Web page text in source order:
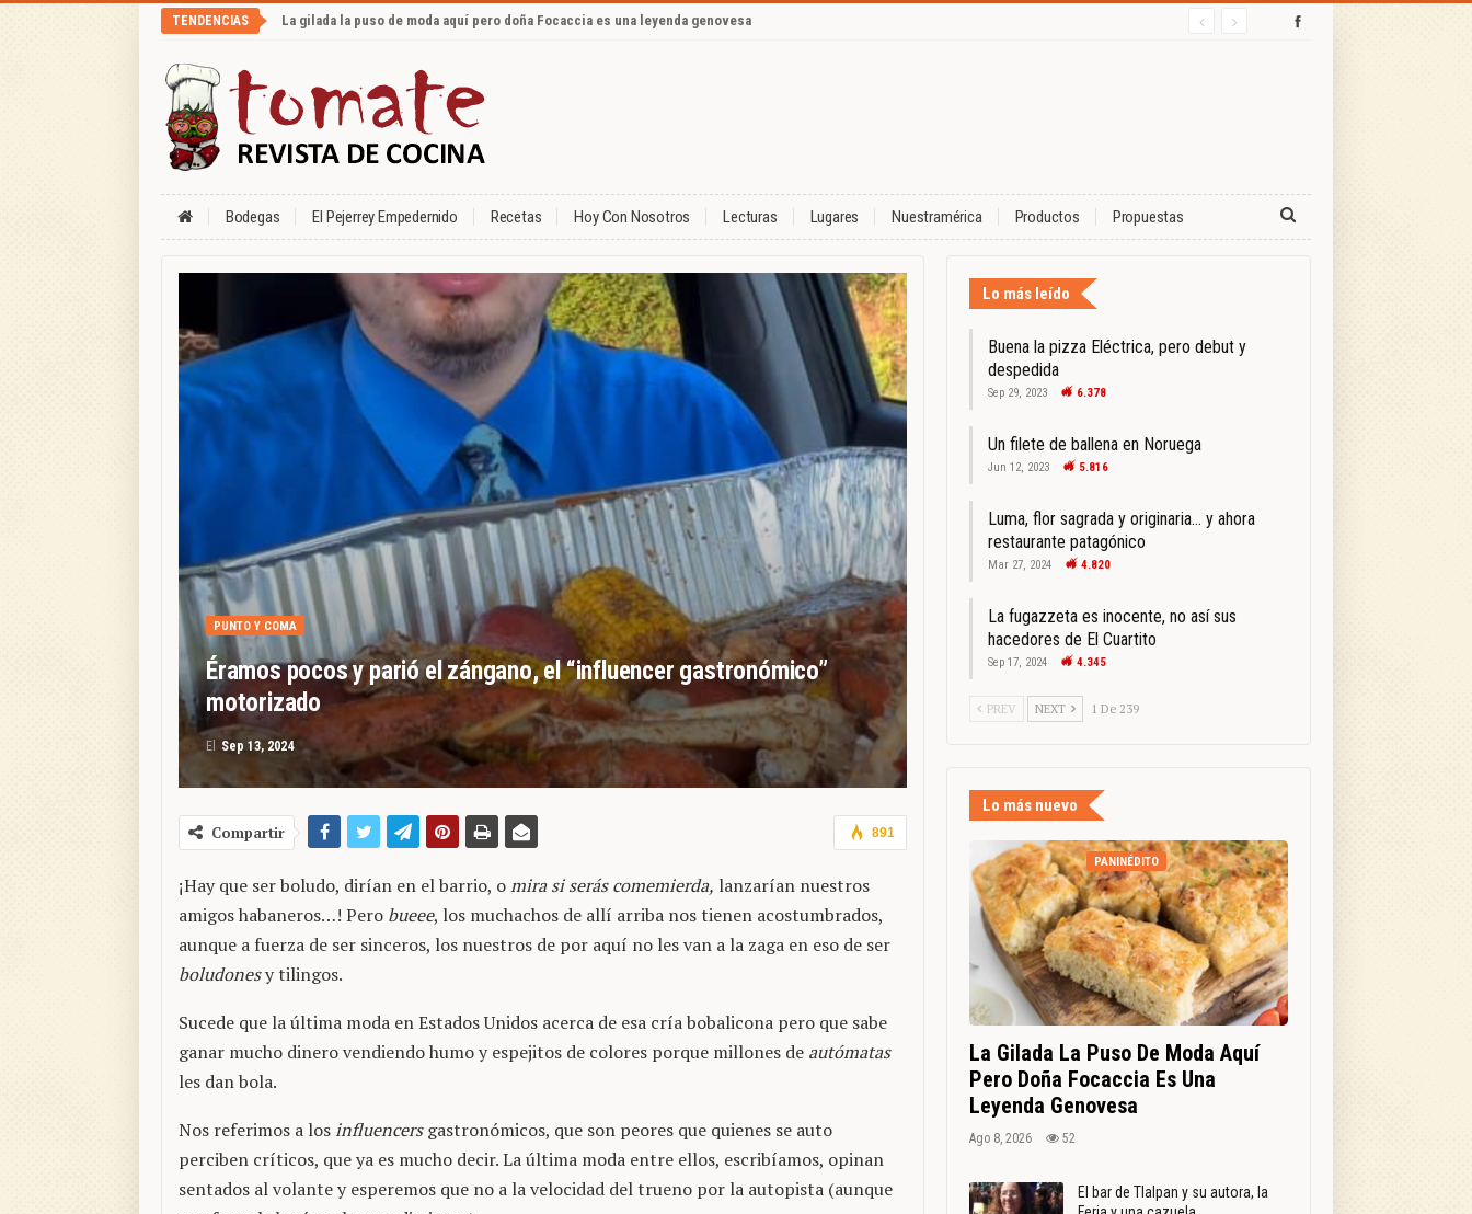
TENDENCIAS La gilada la puso de moda aquí pero doña Focaccia es una leyenda genovesa
Bodegas El Pejerrey Empedernido Recetas Hoy Con Nosotros Lecturas Lugares Nuestramérica Productos Propuestas
PUNTO Y COMA
Éramos pocos y parió el zángano, el “influencer gastronómico”
motorizado
El Sep 13, 2024
891
Compartir
¡Hay que ser boludo, dirían en el barrio, omira si serás comemierda, lanzarían nuestros
amigos habaneros…! Pero bueee, los muchachos de allí arriba nos tienen acostumbrados,
aunque a fuerza de ser sinceros, los nuestros de por aquí no les van a la zaga en eso de ser
boludonesy tilingos.
Sucede que la última moda en Estados Unidos acerca de esa cría bobalicona pero que sabe
ganar mucho dinero vendiendo humo y espejitos de colores porque millones de autómatas
les dan bola.
Nos referimos a losinfluencersgastronómicos, que son peores que quienes se auto
perciben críticos, que ya es mucho decir. La última moda entre ellos, escribíamos, opinan
sentados al volante y esperemos que no a la velocidad del trueno por la autopista (aunque
Lo más leído
Buena la pizza Eléctrica, pero debut y
despedida
Sep 29, 2023 6.378
Un filete de ballena en Noruega
Jun 12, 2023 5.816
Luma, flor sagrada y originaria… y ahora
restaurante patagónico
Mar 27, 2024 4.820
La fugazzeta es inocente, no así sus
hacedores de El Cuartito
Sep 17, 2024 4.345
PREV NEXT 1 De 239
Lo más nuevo
PANINÉDITO
La Gilada La Puso De Moda Aquí
Pero Doña Focaccia Es Una
Leyenda Genovesa
Ago 8, 2026 52
El bar de Tlalpan y su autora, la